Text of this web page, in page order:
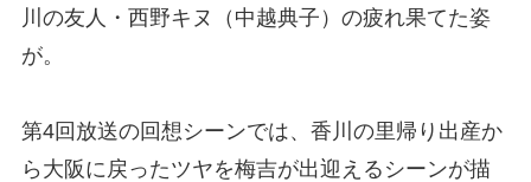
川の友人・西野キヌ（中越典子）の疲れ果てた姿
が。
第4回放送の回想シーンでは、香川の里帰り出産か
ら大阪に戻ったツヤを梅吉が出迎えるシーンが描